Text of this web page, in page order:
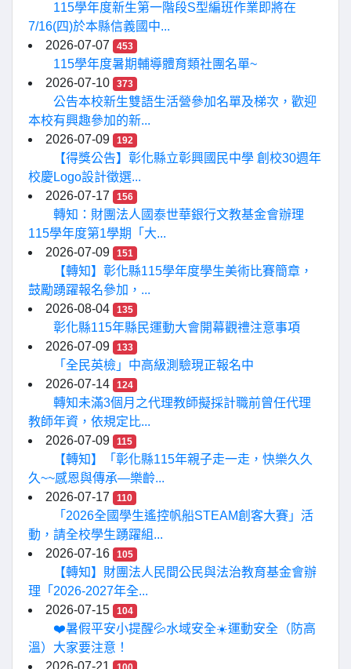
115學年度新生第一階段S型編班作業即將在
7/16(四)於本縣信義國中...
2026-07-07
453
115學年度暑期輔導體育類社團名單~
2026-07-10
373
公告本校新生雙語生活營參加名單及梯次，歡迎
本校有興趣參加的新...
2026-07-09
192
【得獎公告】彰化縣立彰興國民中學 創校30週年
校慶Logo設計徵選...
2026-07-17
156
轉知：財團法人國泰世華銀行文教基金會辦理
115學年度第1學期「大...
2026-07-09
151
【轉知】彰化縣115學年度學生美術比賽簡章，
鼓勵踴躍報名參加，...
2026-08-04
135
彰化縣115年縣民運動大會開幕觀禮注意事項
2026-07-09
133
「全民英檢」中高級測驗現正報名中
2026-07-14
124
轉知未滿3個月之代理教師擬採計職前曾任代理
教師年資，依規定比...
2026-07-09
115
【轉知】「彰化縣115年親子走一走，快樂久久
久~~感恩與傳承—樂齡...
2026-07-17
110
「2026全國學生遙控帆船STEAM創客大賽」活
動，請全校學生踴躍組...
2026-07-16
105
【轉知】財團法人民間公民與法治教育基金會辦
理「2026-2027年全...
2026-07-15
104
❤️暑假平安小提醒💦水域安全☀️運動安全（防高
溫）大家要注意！
2026-07-21